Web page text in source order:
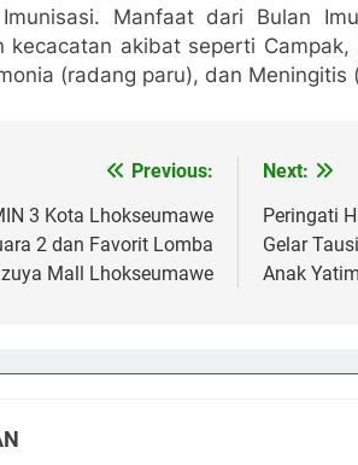
Manfaat dari Bulan
kecacatan akibat seperti
(radang paru), dan
Previous:
3 Kota Lhokseumawe
2 dan Favorit Lomba
Mall Lhokseumawe
Next:
Peringati
Gelar
Anak Yatim